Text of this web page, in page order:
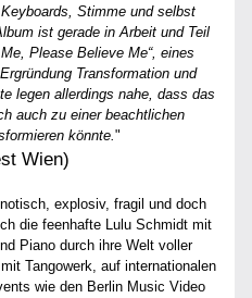
Stimme und selbst
ist gerade in Arbeit und Teil
Please Believe Me“, eines
Transformation und
legen allerdings nahe, dass das
auch zu einer beachtlichen
könnte."
Wien)
explosiv, fragil und doch
die feenhafte Lulu Schmidt mit
Piano durch ihre Welt voller
Tangowerk, auf internationalen
wie den Berlin Music Video